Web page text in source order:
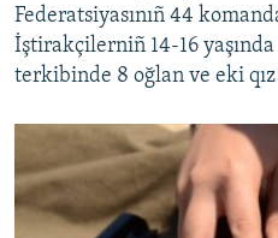
Federatsiyasınıñ 44
İştirakçilerniñ 14-16
terkibinde 8 oğlan ve eki